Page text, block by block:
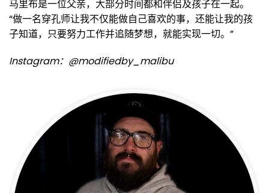
马里布是一位父亲，大部分时间都和伴侣及孩子在一起。
“做一名穿孔师让我不仅能做自己喜欢的事，还能让我的孩
子知道，只要努力工作并追随梦想，就能实现一切。”
Instagram：@modifiedby_malibu